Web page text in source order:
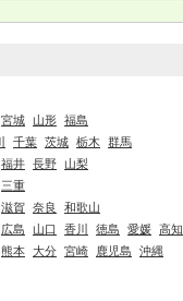
宮城 山形 福島
千葉 茨城 栃木
群馬
福井 長野
山梨
三重
滋賀 奈良
和歌山
広島 山口 香川 徳島 愛媛 高知
熊本 大分 宮崎 鹿児島 沖縄